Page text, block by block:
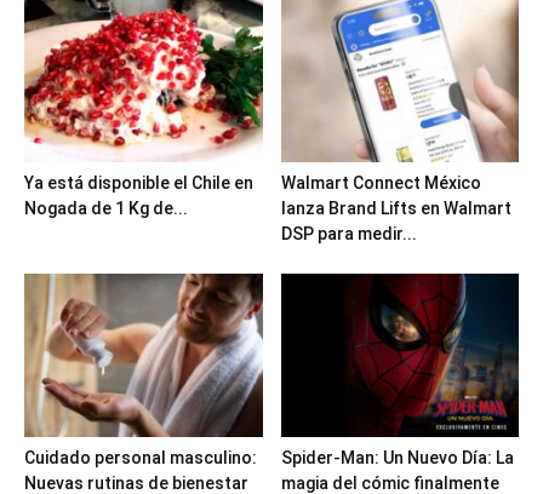
Ya está disponible el Chile en
Nogada de 1 Kg de...
Walmart Connect México
lanza Brand Lifts en Walmart
DSP para medir...
Cuidado personal masculino:
Nuevas rutinas de bienestar
Spider-Man: Un Nuevo Día: La
magia del cómic finalmente